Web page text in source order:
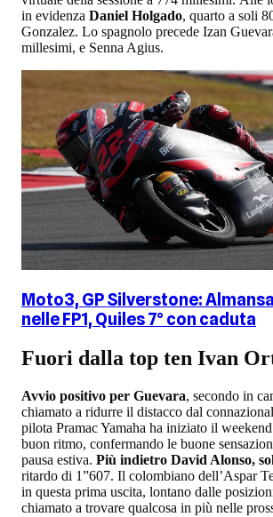
in evidenza Daniel Holgado, quarto a soli
Gonzalez. Lo spagnolo precede Izan
millesimi, e Senna Agius.
Moto3, GP Silverstone:
nelle FP1, Quiles 7° con caduta
Fuori dalla top ten Ivan
Avvio positivo per Guevara, secondo in
chiamato a ridurre il distacco dal
pilota Pramac Yamaha ha iniziato il
buon ritmo, confermando le buone
pausa estiva. Più indietro David Alonso,
ritardo di 1”607. Il colombiano dell’Aspar
in questa prima uscita, lontano dalle
chiamato a trovare qualcosa in più nelle